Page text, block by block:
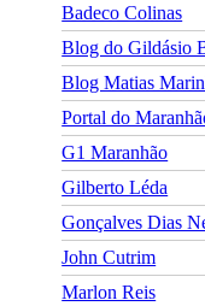
Badeco Colinas
Blog do Gildásio
Blog Matias
Portal do
G1 Maranhão
Gilberto Léda
Gonçalves Dias
John Cutrim
Marlon Reis